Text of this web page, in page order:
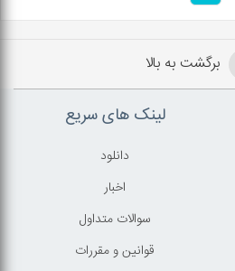
برگشت به بالا
لینک های سریع
دانلود
اخبار
سوالات متداول
قوانين و مقررات